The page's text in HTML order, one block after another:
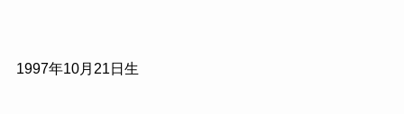
1997年10月21日生